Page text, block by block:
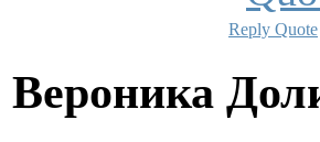
Reply Quote
Вероника